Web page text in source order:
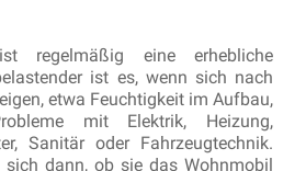
regelmäßig eine erhebliche
ist es, wenn sich nach
etwa Feuchtigkeit im Aufbau,
mit Elektrik, Heizung,
Sanitär oder Fahrzeugtechnik.
sich dann, ob sie das Wohnmobil